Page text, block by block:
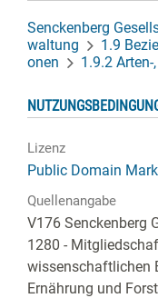
Senckenberg
waltung
1.9
onen
1.9.2
Lizenz
Public Domain
Quellenangabe
V176 Senckenberg
1280 -
wissenschaftlichen
Ernährung und